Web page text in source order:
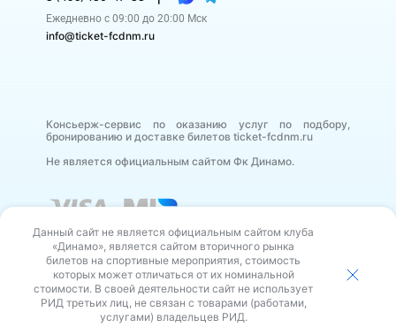
Ежедневно с 09:00 до 20:00 Мск
info@ticket-fcdnm.ru
Консьерж-сервис по оказанию услуг по подбору,
бронированию и доставке билетов ticket-fcdnm.ru
Не является официальным сайтом Фк Динамо.
В своей деятельности сайт не использует РИД третьих
лиц, не связан с товарами (работами, услугами)
владельцев РИД.
Данный сайт не является официальным сайтом клуба
«Динамо», является сайтом вторичного рынка
билетов на спортивные мероприятия, стоимость
которых может отличаться от их номинальной
стоимости. В своей деятельности сайт не использует
РИД третьих лиц, не связан с товарами (работами,
услугами) владельцев РИД.